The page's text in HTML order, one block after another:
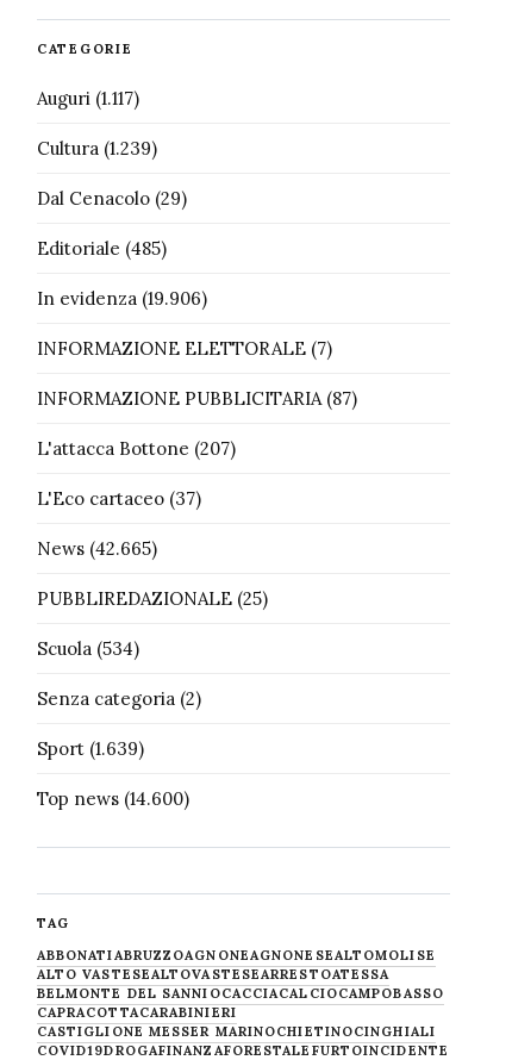
CATEGORIE
Auguri(1.117)
Cultura(1.239)
Dal Cenacolo(29)
Editoriale (485)
In evidenza(19.906)
INFORMAZIONE ELETTORALE(7)
INFORMAZIONE PUBBLICITARIA(87)
L'attacca Bottone (207)
L'Eco cartaceo(37)
News(42.665)
PUBBLIREDAZIONALE(25)
Scuola(534)
Senza categoria(2)
Sport(1.639)
Top news(14.600)
TAG
ABBONATIABRUZZOAGNONEAGNONESEALTOMOLISE
ALTO VASTESEALTOVASTESEARRESTOATESSA
BELMONTE DEL SANNIOCACCIACALCIOCAMPOBASSO
CAPRACOTTACARABINIERI
CASTIGLIONE MESSER MARINOCHIETINOCINGHIALI
COVID19DROGAFINANZAFORESTALE FURTOINCIDENTE